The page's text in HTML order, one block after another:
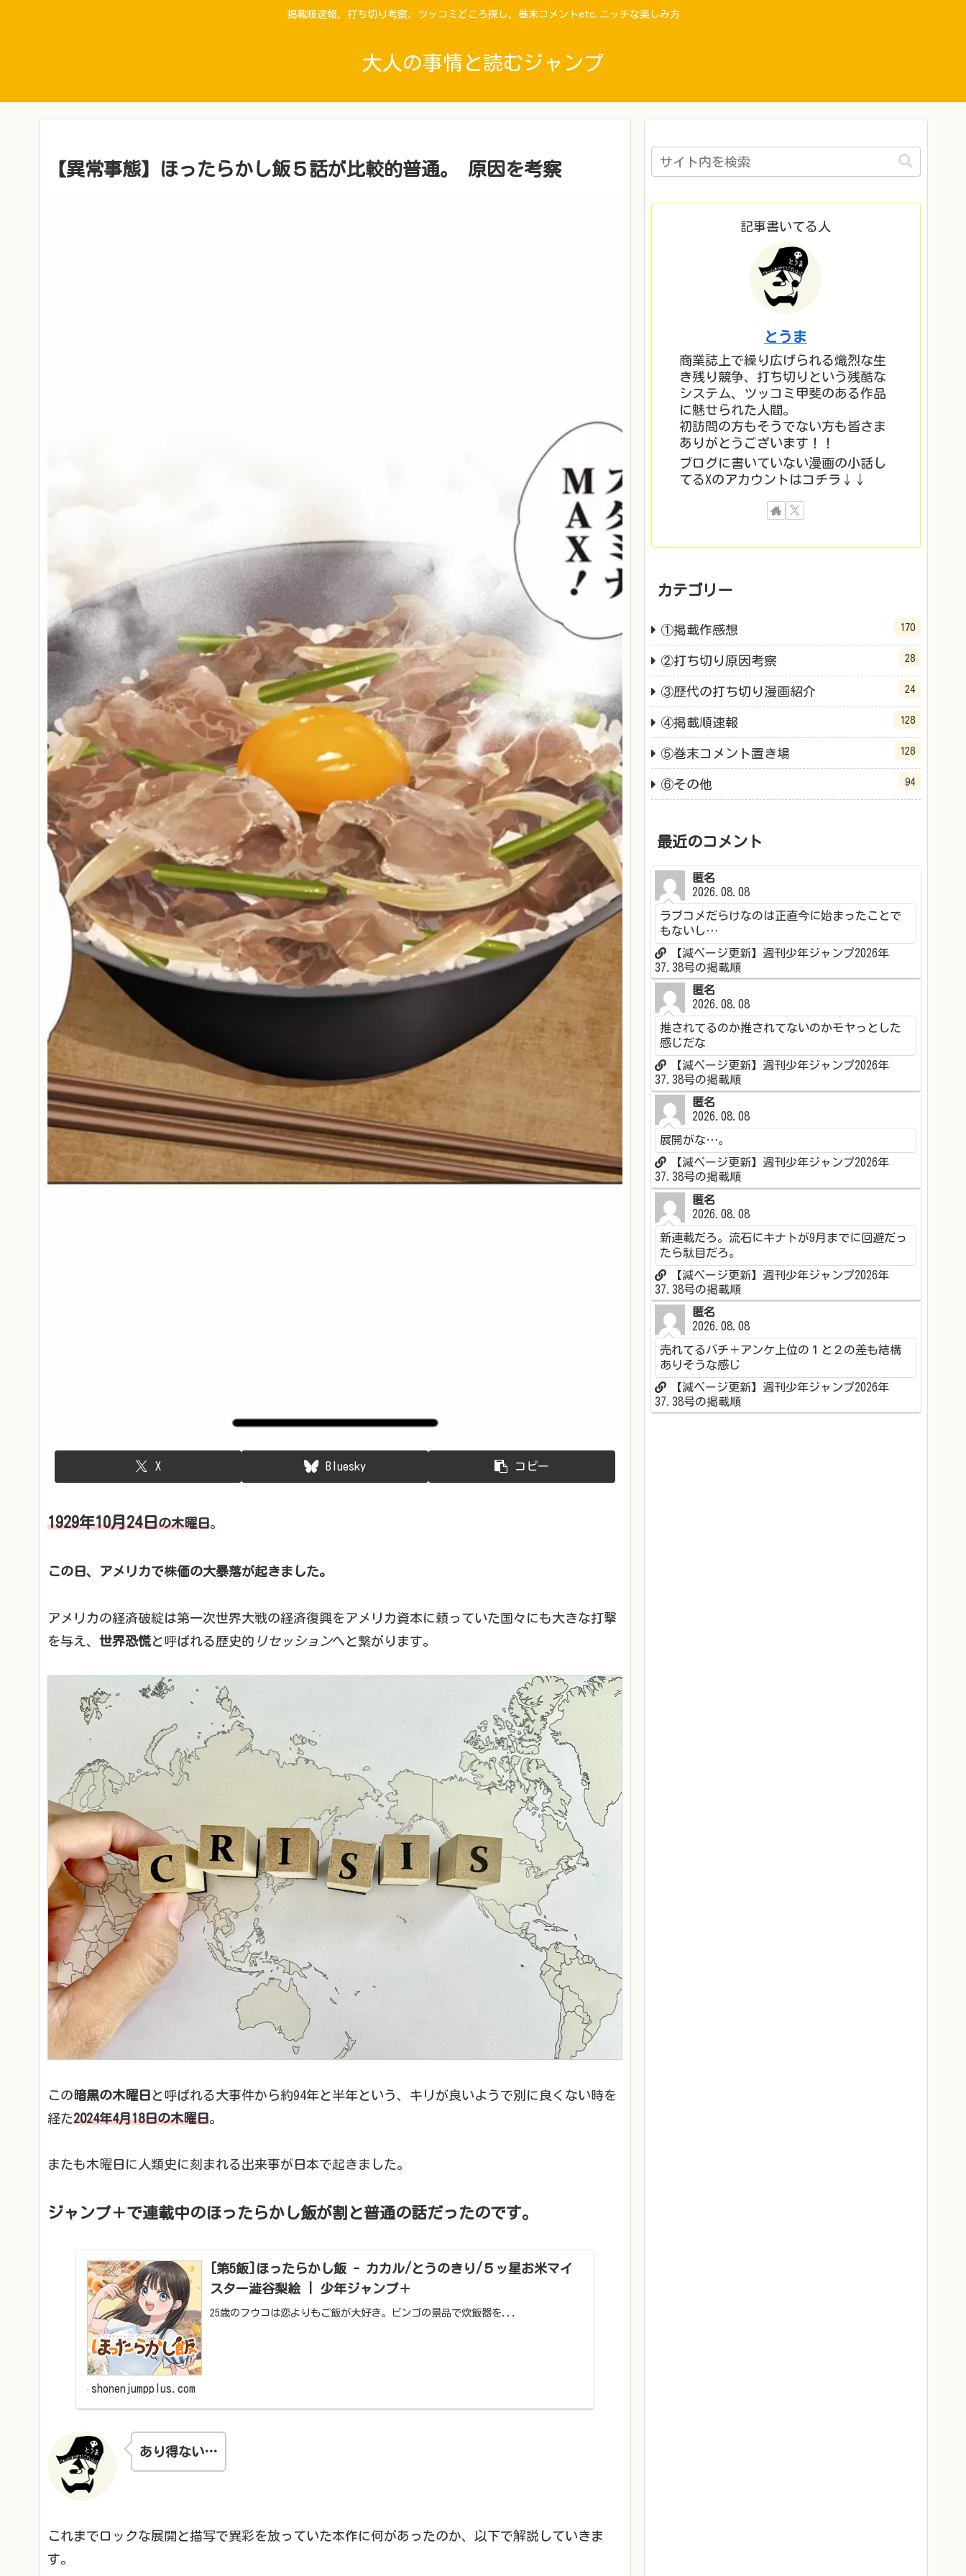
掲載順速報、打ち切り考察、ツッコミどころ探し、巻末コメントetc.ニッチな楽しみ方
大人の事情と読むジャンプ
【異常事態】ほったらかし飯５話が比較的普通。 原因を考察
X Bluesky コピー
1929年10月24日の木曜日。
この日、アメリカで株価の大暴落が起きました。
アメリカの経済破綻は第一次世界大戦の経済復興をアメリカ資本に頼っていた国々にも大きな打撃
を与え、 世界恐慌と呼ばれる歴史的 リセッションへと繋がります。
この 暗黒の木曜日 と呼ばれる大事件から約94年と半年という、キリが良いようで別に良くない時を
経た2024年4月18日の木曜日。
またも木曜日に人類史に刻まれる出来事が日本で起きました。
ジャンプ＋で連載中のほったらかし飯が割と普通の話だったのです。
[第5飯]ほったらかし飯 - カカル/とうのきり/５ッ星お米マイ
スター澁谷梨絵 | 少年ジャンプ＋
25歳のフウコは恋よりもご飯が大好き。ビンゴの景品で炊飯器を...
shonenjumpplus.com
あり得ない…
これまでロックな展開と描写で異彩を放っていた本作に何があったのか、以下で解説していきま
す。
記事書いてる人
とうま
商業誌上で繰り広げられる熾烈な生
き残り競争、打ち切りという残酷な
システム、ツッコミ甲斐のある作品
に魅せられた人間。
初訪問の方もそうでない方も皆さま
ありがとうございます！！
ブログに書いていない漫画の小話し
てるXのアカウントはコチラ↓↓
カテゴリー
①掲載作感想 170
②打ち切り原因考察 28
③歴代の打ち切り漫画紹介 24
④掲載順速報 128
⑤巻末コメント置き場 128
⑥その他 94
最近のコメント
匿名
2026.08.08
ラブコメだらけなのは正直今に始まったことで
もないし…
【減ページ更新】週刊少年ジャンプ2026年
37.38号の掲載順
匿名
2026.08.08
推されてるのか推されてないのかモヤっとした
感じだな
【減ページ更新】週刊少年ジャンプ2026年
37.38号の掲載順
匿名
2026.08.08
展開がな…。
【減ページ更新】週刊少年ジャンプ2026年
37.38号の掲載順
匿名
2026.08.08
新連載だろ。流石にキナトが9月までに回避だっ
たら駄目だろ。
【減ページ更新】週刊少年ジャンプ2026年
37.38号の掲載順
匿名
2026.08.08
売れてるバチ＋アンケ上位の１と２の差も結構
ありそうな感じ
【減ページ更新】週刊少年ジャンプ2026年
37.38号の掲載順